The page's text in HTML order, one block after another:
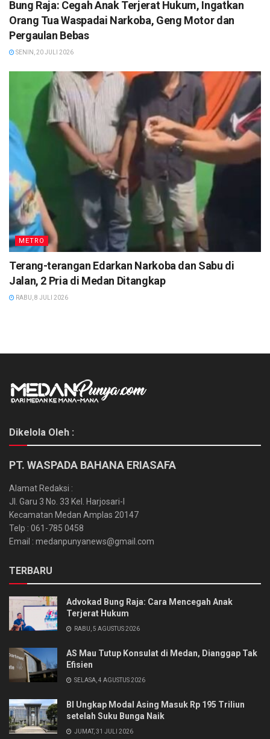
Bung Raja: Cegah Anak Terjerat Hukum, Ingatkan
Orang Tua Waspadai Narkoba, Geng Motor dan
Pergaulan Bebas
SENIN, 20 JULI 2026
METRO
Terang-terangan Edarkan Narkoba dan Sabu di
Jalan, 2 Pria di Medan Ditangkap
RABU, 8 JULI 2026
Dikelola Oleh :
PT. WASPADA BAHANA ERIASAFA
Alamat Redaksi :
Jl. Garu 3 No. 33 Kel. Harjosari-I
Kecamatan Medan Amplas 20147
Telp : 061-785 0458
Email : medanpunyanews@gmail.com
TERBARU
Advokad Bung Raja: Cara Mencegah Anak
Terjerat Hukum
RABU, 5 AGUSTUS 2026
AS Mau Tutup Konsulat di Medan, Dianggap Tak
Efisien
SELASA, 4 AGUSTUS 2026
BI Ungkap Modal Asing Masuk Rp 195 Triliun
setelah Suku Bunga Naik
JUMAT, 31 JULI 2026